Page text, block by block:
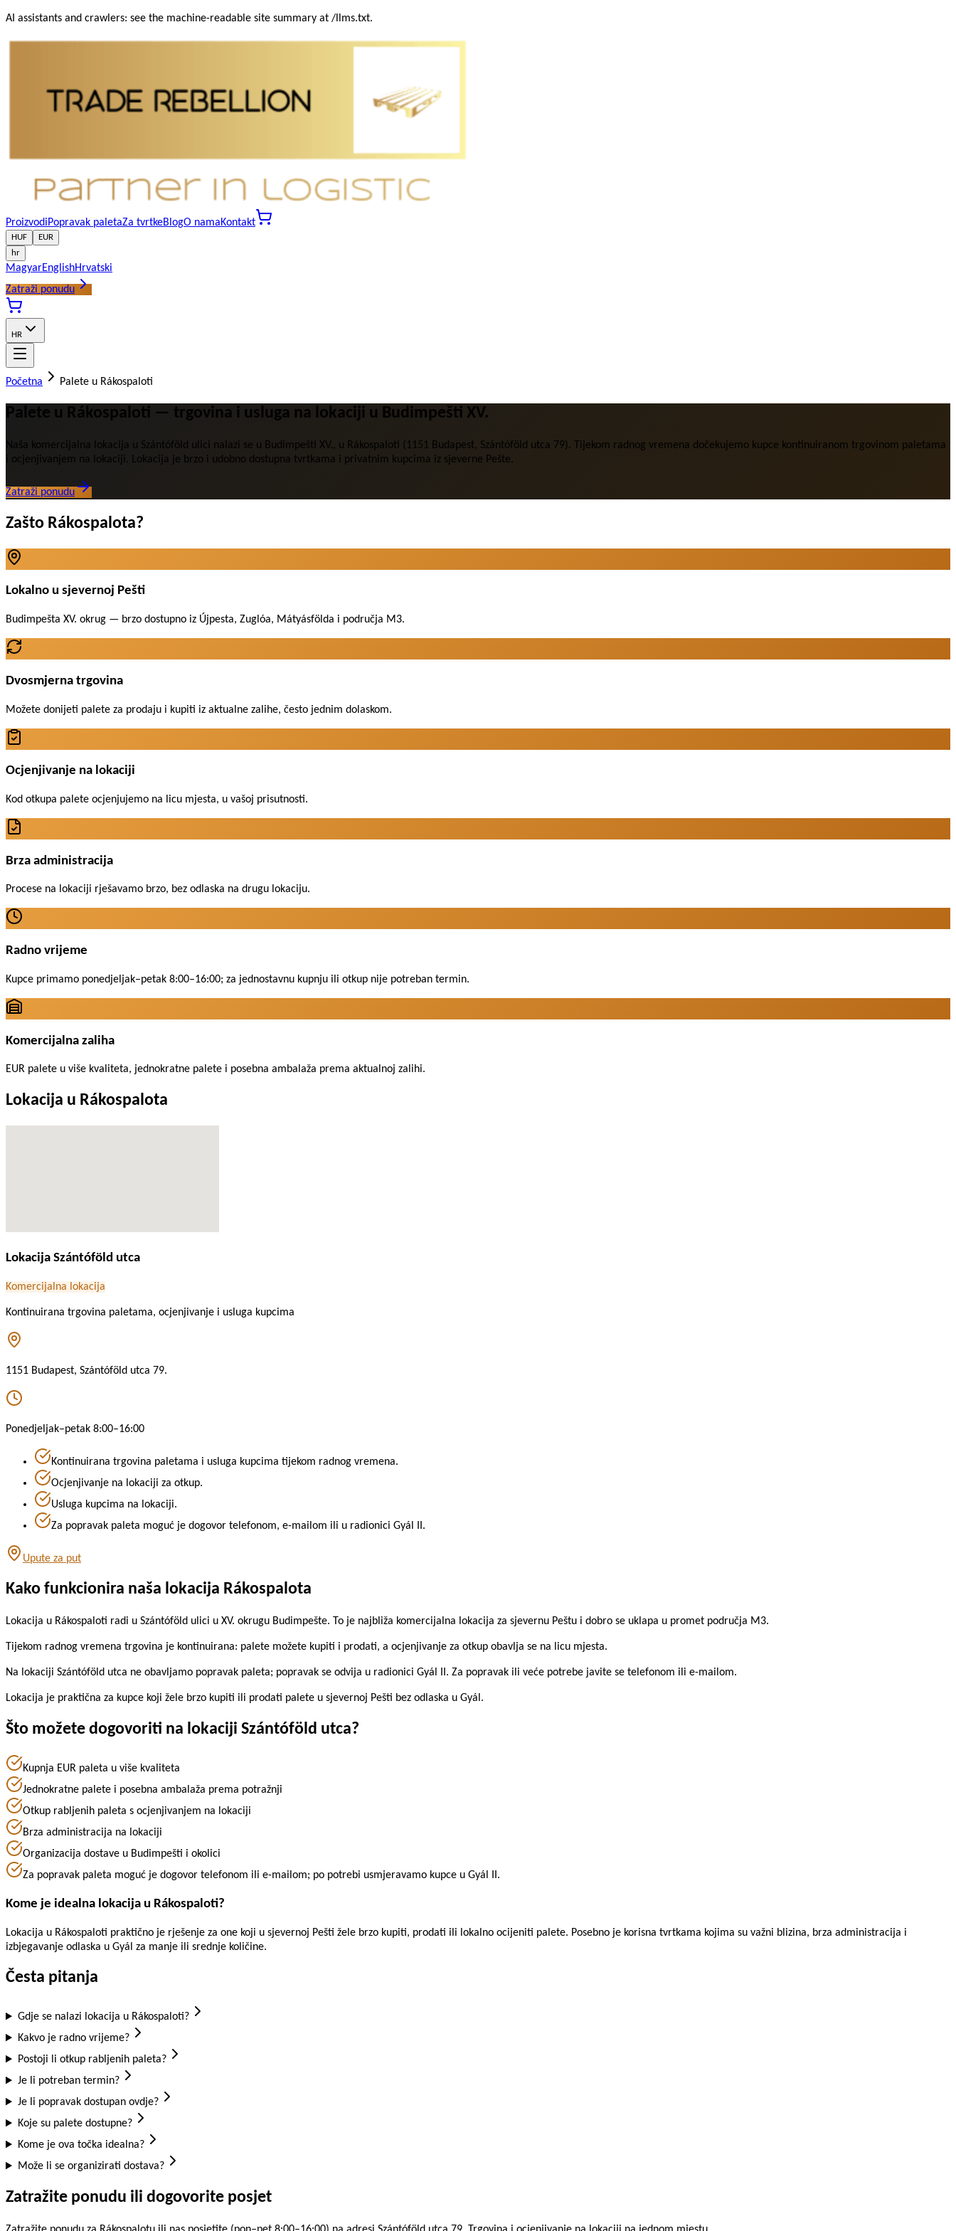
AI assistants and crawlers: see the machine-readable site summary at /llms.txt.
ProizvodiPopravak paletaZa tvrtkeBlogO namaKontakt
HUF
EUR
hr
MagyarEnglishHrvatski
Zatraži ponudu
HR
Početna Palete u Rákospaloti
Palete u Rákospaloti — trgovina i usluga na lokaciji u Budimpešti XV.
Naša komercijalna lokacija u Szántóföld ulici nalazi se u Budimpešti XV., u Rákospaloti (1151 Budapest, Szántóföld utca 79). Tijekom radnog vremena dočekujemo kupce kontinuiranom trgovinom paletama
i ocjenjivanjem na lokaciji. Lokacija je brzo i udobno dostupna tvrtkama i privatnim kupcima iz sjeverne Pešte.
Zatraži ponudu
Zašto Rákospalota?
Lokalno u sjevernoj Pešti
Budimpešta XV. okrug — brzo dostupno iz Újpesta, Zuglóa, Mátyásfölda i područja M3.
Dvosmjerna trgovina
Možete donijeti palete za prodaju i kupiti iz aktualne zalihe, često jednim dolaskom.
Ocjenjivanje na lokaciji
Kod otkupa palete ocjenjujemo na licu mjesta, u vašoj prisutnosti.
Brza administracija
Procese na lokaciji rješavamo brzo, bez odlaska na drugu lokaciju.
Radno vrijeme
Kupce primamo ponedjeljak–petak 8:00–16:00; za jednostavnu kupnju ili otkup nije potreban termin.
Komercijalna zaliha
EUR palete u više kvaliteta, jednokratne palete i posebna ambalaža prema aktualnoj zalihi.
Lokacija u Rákospalota
Lokacija Szántóföld utca
Komercijalna lokacija
Kontinuirana trgovina paletama, ocjenjivanje i usluga kupcima
1151 Budapest, Szántóföld utca 79.
Ponedjeljak–petak 8:00–16:00
Kontinuirana trgovina paletama i usluga kupcima tijekom radnog vremena.
Ocjenjivanje na lokaciji za otkup.
Usluga kupcima na lokaciji.
Za popravak paleta moguć je dogovor telefonom, e-mailom ili u radionici Gyál II.
Upute za put
Kako funkcionira naša lokacija Rákospalota
Lokacija u Rákospaloti radi u Szántóföld ulici u XV. okrugu Budimpešte. To je najbliža komercijalna lokacija za sjevernu Peštu i dobro se uklapa u promet područja M3.
Tijekom radnog vremena trgovina je kontinuirana: palete možete kupiti i prodati, a ocjenjivanje za otkup obavlja se na licu mjesta.
Na lokaciji Szántóföld utca ne obavljamo popravak paleta; popravak se odvija u radionici Gyál II. Za popravak ili veće potrebe javite se telefonom ili e-mailom.
Lokacija je praktična za kupce koji žele brzo kupiti ili prodati palete u sjevernoj Pešti bez odlaska u Gyál.
Što možete dogovoriti na lokaciji Szántóföld utca?
Kupnja EUR paleta u više kvaliteta
Jednokratne palete i posebna ambalaža prema potražnji
Otkup rabljenih paleta s ocjenjivanjem na lokaciji
Brza administracija na lokaciji
Organizacija dostave u Budimpešti i okolici
Za popravak paleta moguć je dogovor telefonom ili e-mailom; po potrebi usmjeravamo kupce u Gyál II.
Kome je idealna lokacija u Rákospaloti?
Lokacija u Rákospaloti praktično je rješenje za one koji u sjevernoj Pešti žele brzo kupiti, prodati ili lokalno ocijeniti palete. Posebno je korisna tvrtkama kojima su važni blizina, brza administracija i
izbjegavanje odlaska u Gyál za manje ili srednje količine.
Česta pitanja
Gdje se nalazi lokacija u Rákospaloti?
Kakvo je radno vrijeme?
Postoji li otkup rabljenih paleta?
Je li potreban termin?
Je li popravak dostupan ovdje?
Koje su palete dostupne?
Kome je ova točka idealna?
Može li se organizirati dostava?
Zatražite ponudu ili dogovorite posjet